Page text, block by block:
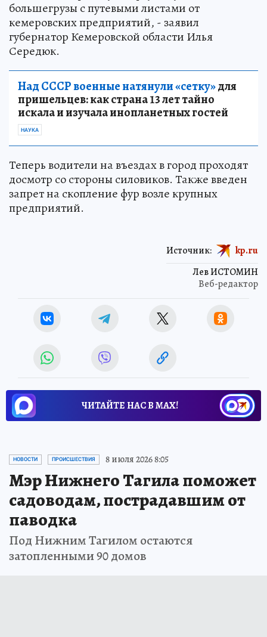
большегрузы с путевыми листами от
кемеровских предприятий, - заявил
губернатор Кемеровской области Илья
Середюк.
Над СССР военные натянули «сетку»для
пришельцев: как страна 13 лет тайно
искала и изучала инопланетных гостей
НАУКА
Теперь водители на въездах в город проходят
досмотр со стороны силовиков. Также введен
запрет на скопление фур возле крупных
предприятий.
Лев ИСТОМИН
Веб-редактор
Источник: kp.ru
ЧИТАЙТЕ НАС В МАХ!
НОВОСТИ ПРОИСШЕСТВИЯ 8 июля 2026 8:05
Мэр Нижнего Тагила поможет
садоводам, пострадавшим от
паводка
Под Нижним Тагилом остаются
затопленными 90 домов